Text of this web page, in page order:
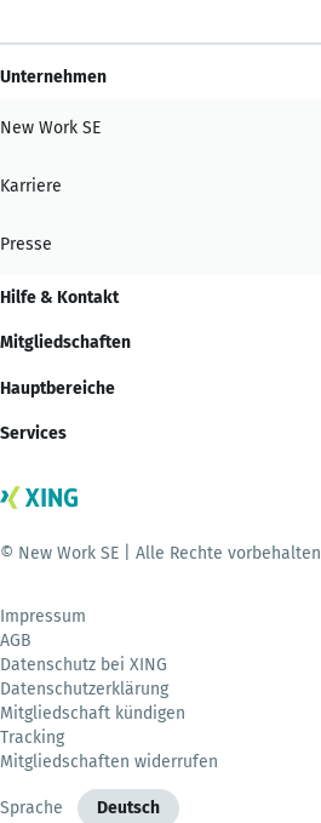
Unternehmen
New Work SE
Karriere
Presse
Hilfe & Kontakt
Mitgliedschaften
Hauptbereiche
Services
© New Work SE | Alle Rechte vorbehalten
Impressum
AGB
Datenschutz bei XING
Datenschutzerklärung
Mitgliedschaft kündigen
Tracking
Mitgliedschaften widerrufen
Sprache Deutsch